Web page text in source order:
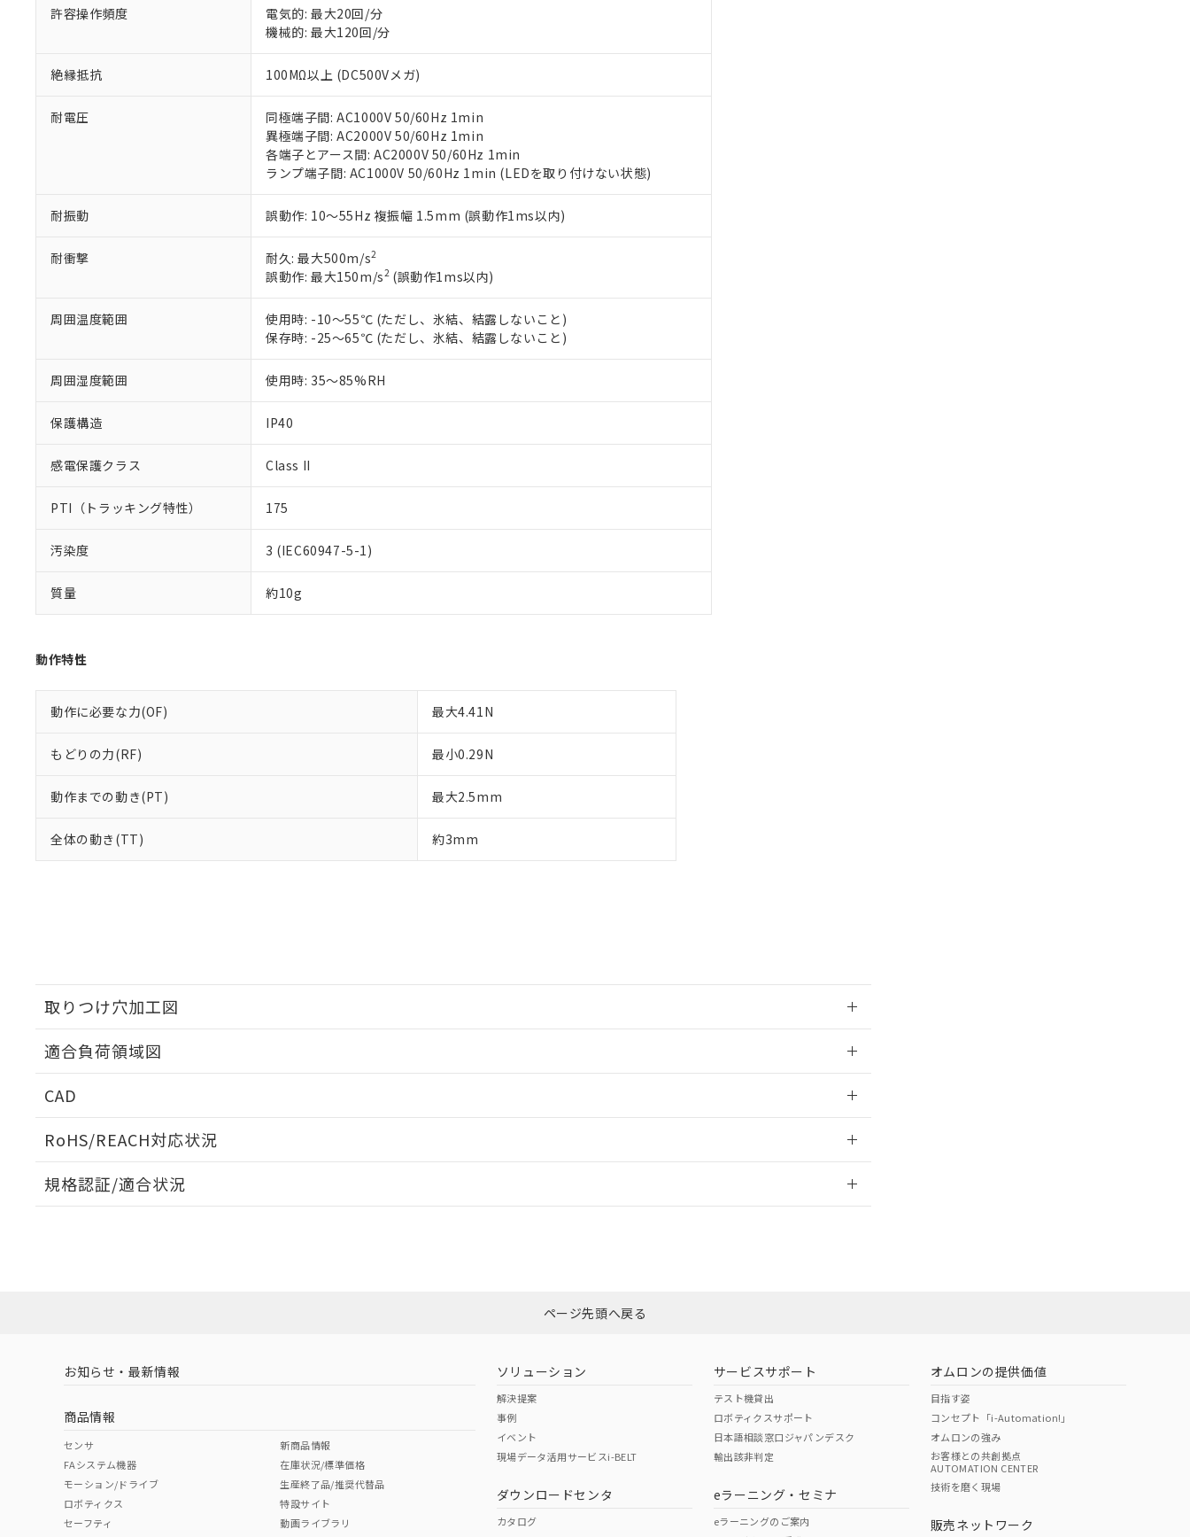
許容操作頻度
電気的: 最大20回/分
機械的: 最大120回/分
絶縁抵抗 100MΩ以上 (DC500Vメガ)
耐電圧
同極端子間: AC1000V 50/60Hz 1min
異極端子間: AC2000V 50/60Hz 1min
各端子とアース間: AC2000V 50/60Hz 1min
ランプ端子間: AC1000V 50/60Hz 1min (LEDを取り付けない状態)
耐振動 誤動作: 10～55Hz 複振幅 1.5mm (誤動作1ms以内)
耐衝撃 耐久: 最大500m/s2
誤動作: 最大150m/s2(誤動作1ms以内)
周囲温度範囲
使用時: -10～55℃ (ただし、氷結、結露しないこと)
保存時: -25～65℃ (ただし、氷結、結露しないこと)
周囲湿度範囲 使用時: 35～85%RH
保護構造 IP40
感電保護クラス Class II
PTI（トラッキング特性） 175
汚染度 3 (IEC60947-5-1)
質量 約10g
動作特性
動作に必要な力(OF) 最大4.41N
もどりの力(RF) 最小0.29N
動作までの動き(PT) 最大2.5mm
全体の動き(TT) 約3mm
取りつけ穴加工図
適合負荷領域図
CAD
RoHS/REACH対応状況
EU RoHS 注意事項・凡例
ダウンロードはこちら
中国 RoHS 注意事項・凡例
中国 RoHS表
Pb Hg Cr(VI)
規格認証/適合状況
（イギリス
（ノルウェー
（日本
（アメリカ
この製品の規格認証/適合状況ページへ
その他の認証はこちらのページからご検索ください
くものです。
当社制御機器事業取扱商品の中には、本サービスの対象外となる商品もあることをご了承ください。
在庫状況および標準価格照会結果は、記載している更新日時点での社内データに基づき作成されるも
のであり、閲覧された時点での実際の在庫および標準価格とは異なる場合があることをご了承くださ
い。
正式な納期状況および標準価格はお客様のお取引先、またはお客様担当のオムロン制御機器販売店・
当社販売員にご相談ください。
オムロン制御機器販売店や当社販売拠点は「
在庫状況および標準価格結果を当社の事前の承諾なく第三者に漏洩または開示しないようお願いしま
マイパーツ機能（部品リスト作成サービス）をご利用いただくには、I-Webメンバーズにご登録され
ている必要があります。
お客様が当ウェブサイト上で当社にご登録された部品リストについて、当社および当社の共同利用者
が、当社の製品・サービスに関するお客様との取引・商談に必要な範囲で利用することをご了承くだ
さい。
※当社の共同利用者とは、"個人情報の共同利用に関して"
の「1.共同利用者の範囲」に記載されて
いる法人を指します。
鉛(Pb) 1000ppm以下、 水銀(Hg) 1000ppm以下、 カドミウム(Cd) 100ppm以下、
六価クロム(Cr(Ⅵ)) 1000ppm以下、ポリ臭化ビフェニル類(PBB) 1000ppm以下、ポリ臭化ジフェニルエーテル類(PBDE) 1000ppm以下、
フタル酸ビス(2-エチルヘキシル) (DEHP)(別名：DOP) 1000ppm以下、フタル酸ブチルベンジル（BBP） 1000ppm以下、フタル酸ジブチ
ル（DBP） 1000ppm以下、フタル酸ジイソブチル (DIBP) 1000ppm以下
但し、RoHS指令で産業用監視および制御機器に対する適用除外項目は除く。
フタル酸エステル類の４物質については閾値を超える意図的な使用がないことを確認しています。
※2 対応予定月
部品在庫の切り替え状況などにより、予定月が前後することがあります。
※3 非含有証明書ダウンロード
下記の非含有証明書をダウンロードすることができます。
EU RoHS指令（10物質）の非含有証明書
51物質の非含有証明書（当社基準）
※本証明書は発行日時点で非含有を証明するもので、過去に遡って非含有を証明するものではありません。
また、RoHS指令のフタル酸エステル類４物質の対応では、対応完了までの期間は出荷製品に未対応品が
り割愛しております。
「－」：未確認です。当社販売部門へお問い合わせください。
*中国RoHS10物質の基準値 (GB/T26572)：
Cr(Ⅵ)(六価クロム) : 1000ppm、 PBBs(ポリ臭化ビフェニル類) : 1000ppm、 PBDEs(ポリ臭化ジフェニルエーテル類) : 1000ppm、
※2 環境保護使用期限
「ｅ」：有害物質（10物質）のすべてが基準値以下であることを示します。
「10」：通常の使用状況下において有害物質が外部に漏えいし、環境に深刻な影響を及ぼさない年数を意
「－」：未確認です。当社販売部門へお問い合わせください。
う）を輸出または国外への提供する場合は、日本国政府の輸出許可(または役務取引許可)を取得する
などの必要な手続きをとります。
当社は規制貨物を破棄する場合は、完全に破砕するなど、違法に輸出されないよう必要な手段を講じ
ます。
当社は貴社製品を、核兵器、ミサイル、化学兵器、生物兵器またはその他武器並びにこれらの製造装
置等に一切使用いたしません。
当社は、貴社製品を第三者に販売する場合は、上記1、2および3の内容を当該第三者に通知します。
また当社は、販売先および販売に係わる関係者が違法に輸出するおそれがある場合は、取り引きをい
たしません。
記
説明
△ 一定数には満たないが在庫あり
－
在庫なし(最新の在庫状況については、お客様のお取引先、またはお客様担当のオムロン制御
機器販売店・当社販売員にご確認ください)
空
白
受注生産機種、また在庫状況の情報を公開していない機種
ページ先頭へ戻る
お知らせ・最新情報
商品情報
センサ
FAシステム機器
モーション/ドライブ
ロボティクス
セーフティ
新商品情報
在庫状況/標準価格
生産終了品/推奨代替品
特設サイト
動画ライブラリ
ソリューション
解決提案
事例
イベント
現場データ活用サービスi-BELT
ダウンロードセンタ
カタログ
サービスサポート
テスト機貸出
ロボティクスサポート
日本語相談窓口ジャパンデスク
輸出該非判定
eラーニング・セミナ
eラーニングのご案内
オムロンの提供価値
目指す姿
コンセプト「i-Automation!」
オムロンの強み
お客様との共創拠点
AUTOMATION CENTER
技術を磨く現場
販売ネットワーク